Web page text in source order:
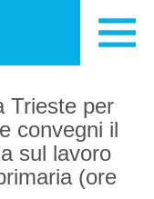
Trieste per
convegni il
sul lavoro
(ore